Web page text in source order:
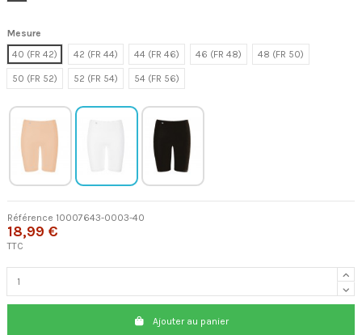
Mesure
40 (FR 42)
42 (FR 44) 44 (FR 46) 46 (FR 48) 48 (FR 50)
50 (FR 52) 52 (FR 54) 54 (FR 56)
Référence 10007643-0003-40
18,99 €
TTC
Ajouter au panier